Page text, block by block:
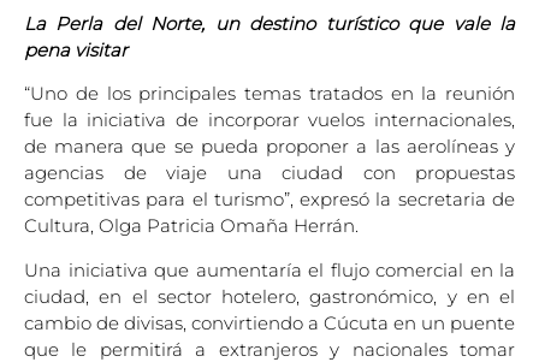
La Perla del Norte, un destino turístico que vale la
pena visitar
“Uno de los principales temas tratados en la reunión
fue la iniciativa de incorporar vuelos internacionales,
de manera que se pueda proponer a las aerolíneas y
agencias de viaje una ciudad con propuestas
competitivas para el turismo”, expresó la secretaria de
Cultura, Olga Patricia Omaña Herrán.
Una iniciativa que aumentaría el flujo comercial en la
ciudad, en el sector hotelero, gastronómico, y en el
cambio de divisas, convirtiendo a Cúcuta en un puente
que le permitirá a extranjeros y nacionales tomar